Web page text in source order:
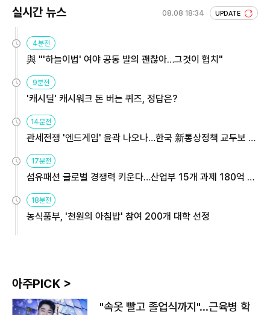
실시간 뉴스 08.08 18:34 UPDATE
4분전
與 "'하늘이법' 여야 공동 발의 괜찮아…그것이 협치"
9분전
'캐시딜' 캐시워크 돈 버는 퀴즈, 정답은?
14분전
관세전쟁 '엔드게임' 윤곽 나오나…한국 新통상정책 교두보 활
17분전
섬유패션 글로벌 경쟁력 키운다…산업부 15개 과제 180억 지
18분전
농식품부, '천원의 아침밥' 참여 200개 대학 선정
아주PICK >
"속옷 빨고 졸업식까지"…근육병 학